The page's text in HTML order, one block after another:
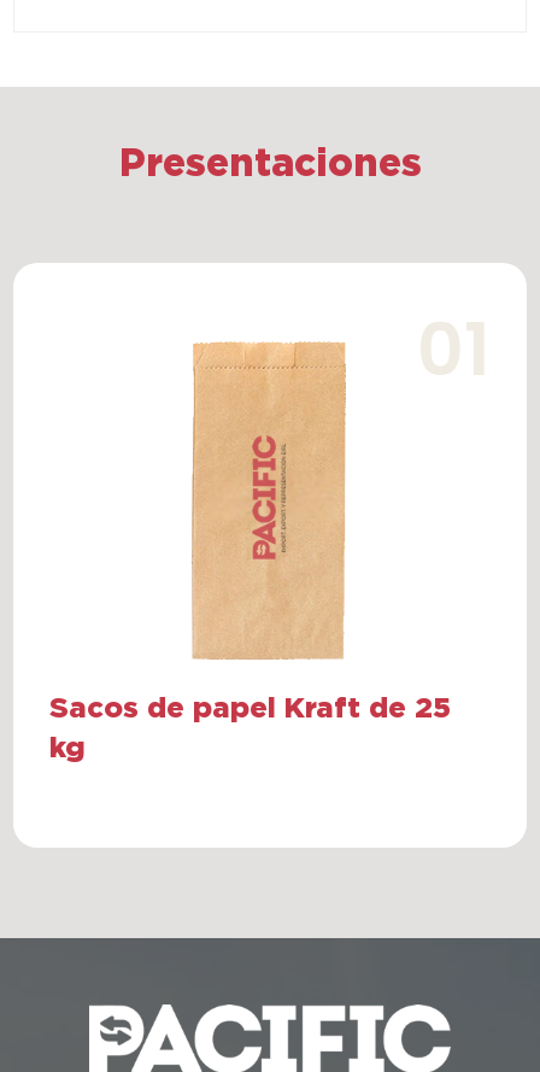
Presentaciones
Sacos de papel Kraft de 25
kg